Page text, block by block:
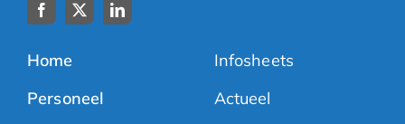
Home
Personeel
Infosheets
Actueel